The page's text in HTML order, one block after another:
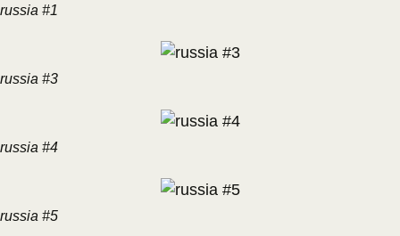
russia #1
russia #3
russia #4
russia #5